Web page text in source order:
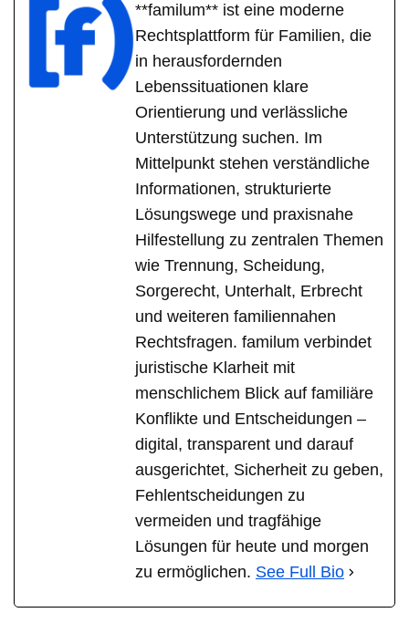
**familum** ist eine moderne
Rechtsplattform für Familien, die
in herausfordernden
Lebenssituationen klare
Orientierung und verlässliche
Unterstützung suchen. Im
Mittelpunkt stehen verständliche
Informationen, strukturierte
Lösungswege und praxisnahe
Hilfestellung zu zentralen Themen
wie Trennung, Scheidung,
Sorgerecht, Unterhalt, Erbrecht
und weiteren familiennahen
Rechtsfragen. familum verbindet
juristische Klarheit mit
menschlichem Blick auf familiäre
Konflikte und Entscheidungen –
digital, transparent und darauf
ausgerichtet, Sicherheit zu geben,
Fehlentscheidungen zu
vermeiden und tragfähige
Lösungen für heute und morgen
zu ermöglichen. See Full Bio